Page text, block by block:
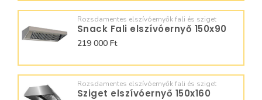
Rozsdamentes elszívóernyők fali és sziget
Snack Fali elszívóernyő 150x90
219 000 Ft
Rozsdamentes elszívóernyők fali és sziget
Sziget elszívóernyő 150x160